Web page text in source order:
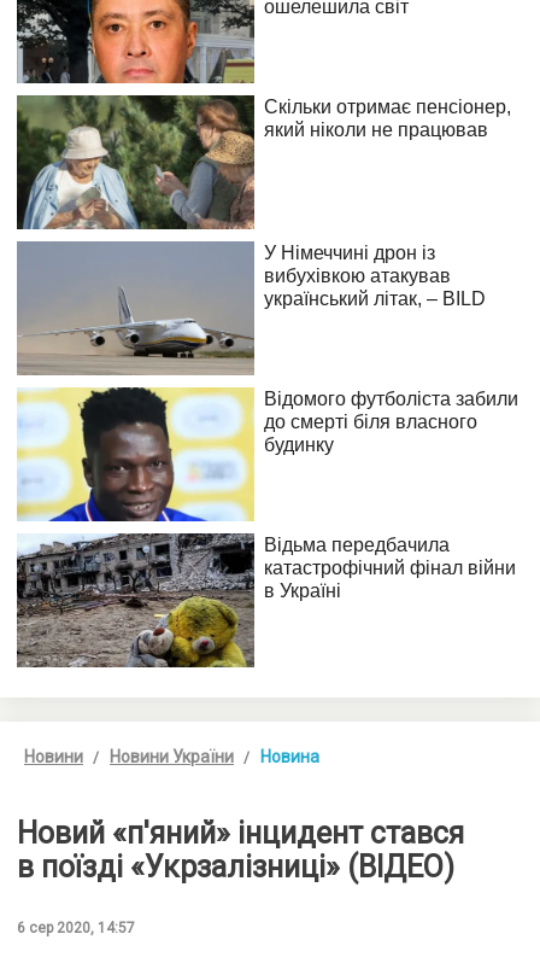
Новини Новини України Новина
Новий «п'яний» інцидент стався
в поїзді «Укрзалізниці» (ВІДЕО)
6 сер 2020, 14:57